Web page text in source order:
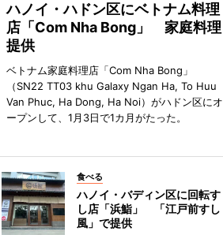
ハノイ・ハドン区にベトナム料理
店「Com Nha Bong」 家庭料理
提供
ベトナム家庭料理店「Com Nha Bong」
（SN22 TT03 khu Galaxy Ngan Ha, To Huu
Van Phuc, Ha Dong, Ha Noi）がハドン区にオ
ープンして、1月3日で1カ月がたった。
食べる
ハノイ・バディン区に回転す
し店「浜鮨」 「江戸前すし
風」で提供